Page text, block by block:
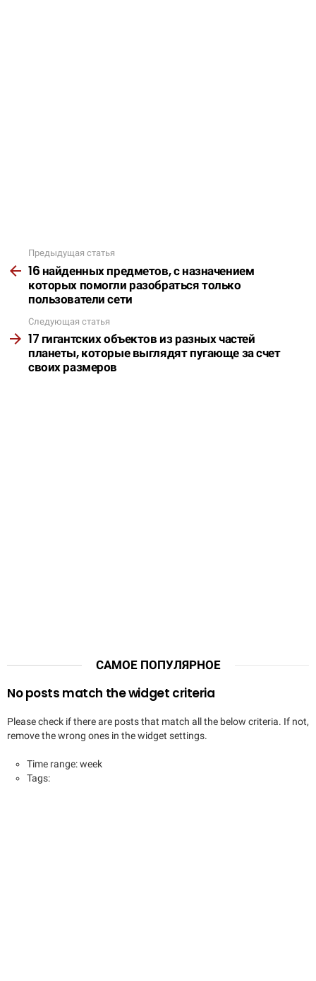
Подробнее
Предыдущая статья
16 найденных предметов, с назначением
которых помогли разобраться только
пользователи сети
Следующая статья
17 гигантских объектов из разных частей
планеты, которые выглядят пугающе за счет
своих размеров
САМОЕ ПОПУЛЯРНОЕ
No posts match the widget criteria
Please check if there are posts that match all the below criteria. If not,
remove the wrong ones in the widget settings.
Time range: week
Tags: